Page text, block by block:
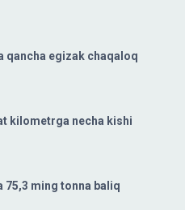
qancha egizak chaqaloq
kilometrga necha kishi
75,3 ming tonna baliq